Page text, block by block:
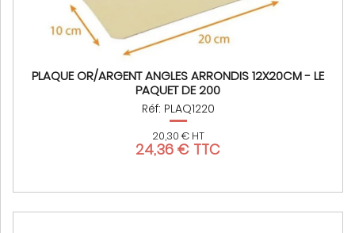
PLAQUE OR/ARGENT ANGLES ARRONDIS 12X20CM - LE
PAQUET DE 200
Réf: PLAQ1220
20,30 € HT
24,36 € TTC